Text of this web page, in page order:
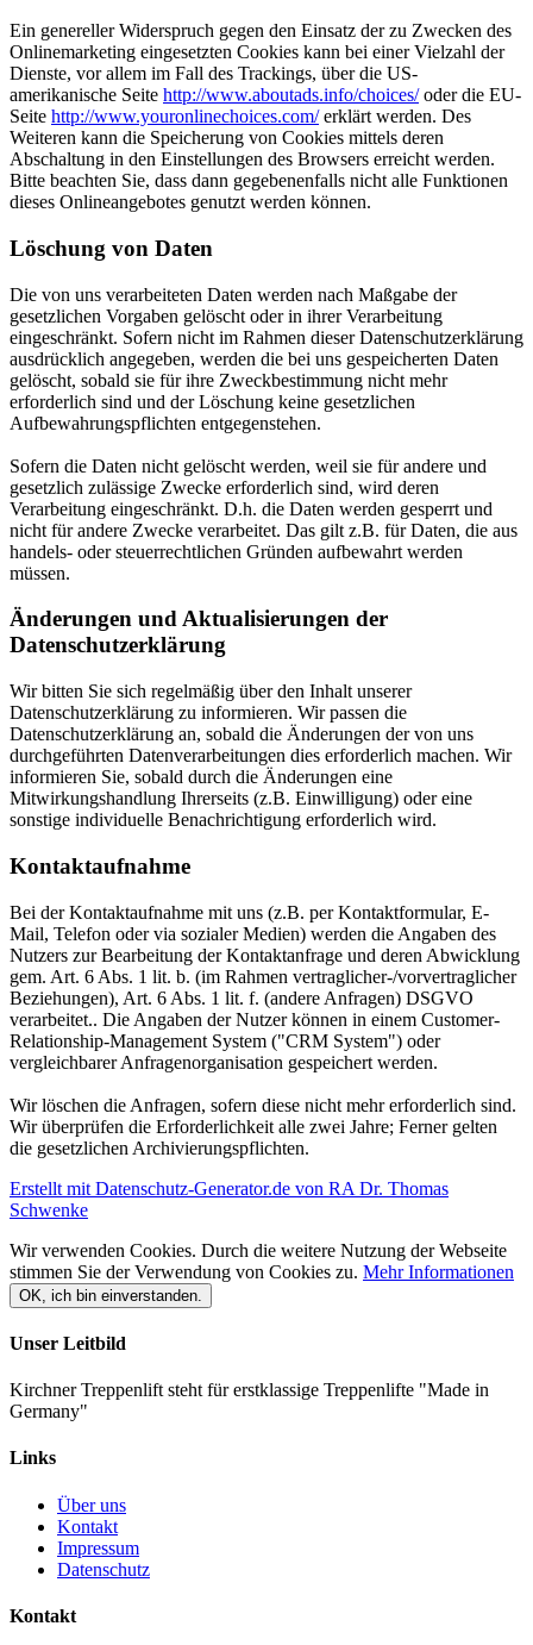
Ein genereller Widerspruch gegen den Einsatz der zu Zwecken des
Onlinemarketing eingesetzten Cookies kann bei einer Vielzahl der
Dienste, vor allem im Fall des Trackings, über die US-
amerikanische Seite http://www.aboutads.info/choices/oder die EU-
Seite http://www.youronlinechoices.com/erklärt werden. Des
Weiteren kann die Speicherung von Cookies mittels deren
Abschaltung in den Einstellungen des Browsers erreicht werden.
Bitte beachten Sie, dass dann gegebenenfalls nicht alle Funktionen
dieses Onlineangebotes genutzt werden können.
Löschung von Daten
Die von uns verarbeiteten Daten werden nach Maßgabe der
gesetzlichen Vorgaben gelöscht oder in ihrer Verarbeitung
eingeschränkt. Sofern nicht im Rahmen dieser Datenschutzerklärung
ausdrücklich angegeben, werden die bei uns gespeicherten Daten
gelöscht, sobald sie für ihre Zweckbestimmung nicht mehr
erforderlich sind und der Löschung keine gesetzlichen
Aufbewahrungspflichten entgegenstehen.
Sofern die Daten nicht gelöscht werden, weil sie für andere und
gesetzlich zulässige Zwecke erforderlich sind, wird deren
Verarbeitung eingeschränkt. D.h. die Daten werden gesperrt und
nicht für andere Zwecke verarbeitet. Das gilt z.B. für Daten, die aus
handels- oder steuerrechtlichen Gründen aufbewahrt werden
müssen.
Änderungen und Aktualisierungen der
Datenschutzerklärung
Wir bitten Sie sich regelmäßig über den Inhalt unserer
Datenschutzerklärung zu informieren. Wir passen die
Datenschutzerklärung an, sobald die Änderungen der von uns
durchgeführten Datenverarbeitungen dies erforderlich machen. Wir
informieren Sie, sobald durch die Änderungen eine
Mitwirkungshandlung Ihrerseits (z.B. Einwilligung) oder eine
sonstige individuelle Benachrichtigung erforderlich wird.
Kontaktaufnahme
Bei der Kontaktaufnahme mit uns (z.B. per Kontaktformular, E-
Mail, Telefon oder via sozialer Medien) werden die Angaben des
Nutzers zur Bearbeitung der Kontaktanfrage und deren Abwicklung
gem. Art. 6 Abs. 1 lit. b. (im Rahmen vertraglicher-/vorvertraglicher
Beziehungen), Art. 6 Abs. 1 lit. f. (andere Anfragen) DSGVO
verarbeitet.. Die Angaben der Nutzer können in einem Customer-
Relationship-Management System ("CRM System") oder
vergleichbarer Anfragenorganisation gespeichert werden.
Wir löschen die Anfragen, sofern diese nicht mehr erforderlich sind.
Wir überprüfen die Erforderlichkeit alle zwei Jahre; Ferner gelten
die gesetzlichen Archivierungspflichten.
Erstellt mit Datenschutz-Generator.de von RA Dr. Thomas
Schwenke
Wir verwenden Cookies. Durch die weitere Nutzung der Webseite
stimmen Sie der Verwendung von Cookies zu. Mehr Informationen
OK, ich bin einverstanden.
Unser Leitbild
Kirchner Treppenlift steht für erstklassige Treppenlifte "Made in
Germany"
Links
Über uns
Kontakt
Impressum
Datenschutz
Kontakt